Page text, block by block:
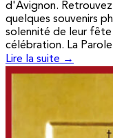
d'Avignon.
quelques souvenirs
solennité de leur
célébration. La
Lire la suite →